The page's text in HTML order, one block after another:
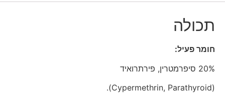
תכולה
חומר פעיל:
20% סיפרמטרין, פירתרואיד
(Cypermethrin, Parathyroid).